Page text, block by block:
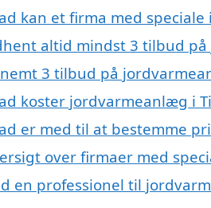
kan et firma med
altid mindst 3 tilbud
nemt 3 tilbud på
koster jordvarmeanlæg i
er med til at bestemme
over firmaer med
en professionel til